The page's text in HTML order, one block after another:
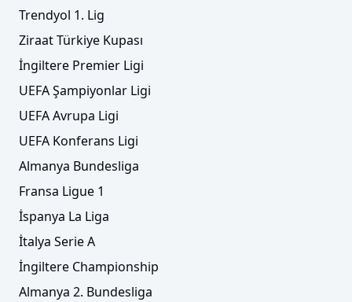
Trendyol 1. Lig
Ziraat Türkiye Kupası
İngiltere Premier Ligi
UEFA Şampiyonlar Ligi
UEFA Avrupa Ligi
UEFA Konferans Ligi
Almanya Bundesliga
Fransa Ligue 1
İspanya La Liga
İtalya Serie A
İngiltere Championship
Almanya 2. Bundesliga